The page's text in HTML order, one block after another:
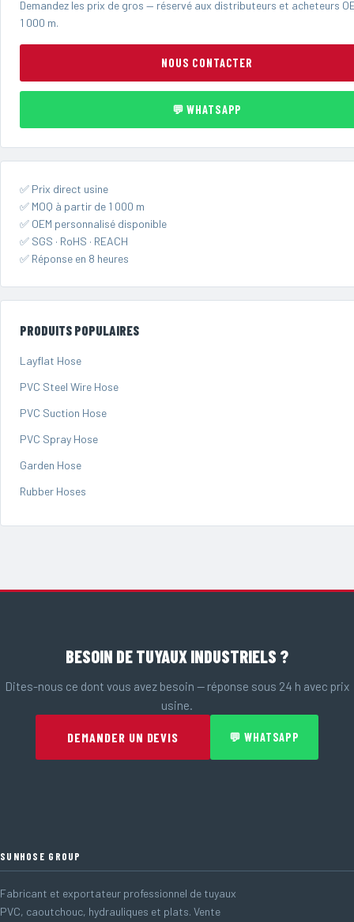
Demandez les prix de gros — réservé aux distributeurs et acheteurs
1 000 m.
NOUS CONTACTER
💬 WHATSAPP
✅ Prix direct usine
✅ MOQ à partir de 1 000 m
✅ OEM personnalisé disponible
✅ SGS · RoHS · REACH
✅ Réponse en 8 heures
PRODUITS POPULAIRES
Layflat Hose
PVC Steel Wire Hose
PVC Suction Hose
PVC Spray Hose
Garden Hose
Rubber Hoses
BESOIN DE TUYAUX INDUSTRIELS ?
Dites-nous ce dont vous avez besoin — réponse sous 24 h avec prix
usine.
DEMANDER UN DEVIS 💬 WHATSAPP
SUNHOSE GROUP
Fabricant et exportateur professionnel de tuyaux
PVC, caoutchouc, hydrauliques et plats. Vente